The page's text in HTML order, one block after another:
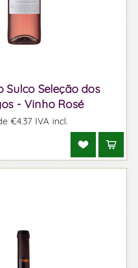
Sulco Seleção dos
- Vinho Rosé
€4,37 IVA incl.